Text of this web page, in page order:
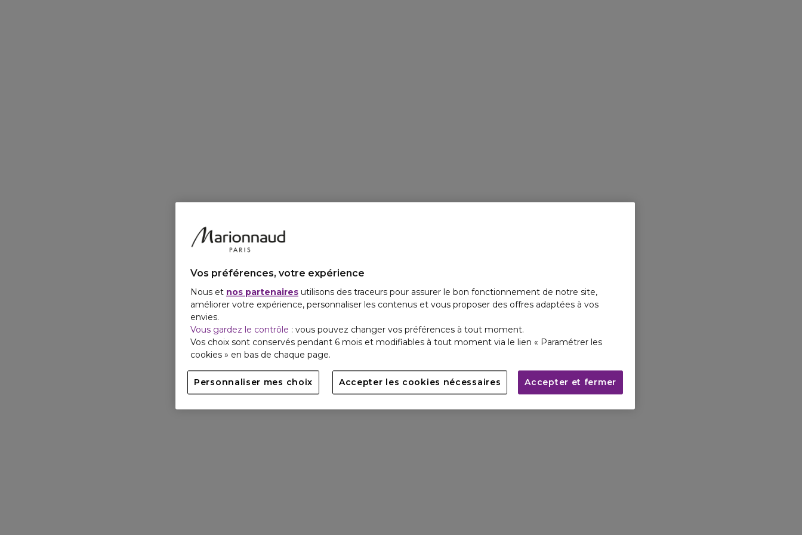
Vos préférences, votre expérience
Nous et nos partenaires utilisons des traceurs pour assurer le bon fonctionnement de notre site,
améliorer votre expérience, personnaliser les contenus et vous proposer des offres adaptées à vos
envies.
Vous gardez le contrôle : vous pouvez changer vos préférences à tout moment.
Vos choix sont conservés pendant 6 mois et modifiables à tout moment via le lien « Paramétrer les
cookies » en bas de chaque page.
Personnaliser mes choix Accepter les cookies nécessaires Accepter et fermer